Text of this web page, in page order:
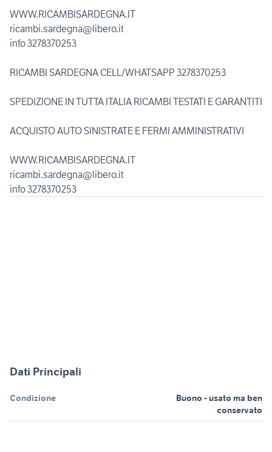
WWW.RICAMBISARDEGNA.IT
ricambi.sardegna@libero.it
info 3278370253
RICAMBI SARDEGNA CELL/WHATSAPP 3278370253
SPEDIZIONE IN TUTTA ITALIA RICAMBI TESTATI E GARANTITI
ACQUISTO AUTO SINISTRATE E FERMI AMMINISTRATIVI
WWW.RICAMBISARDEGNA.IT
ricambi.sardegna@libero.it
info 3278370253
Dati Principali
Condizione
Buono - usato ma ben
conservato